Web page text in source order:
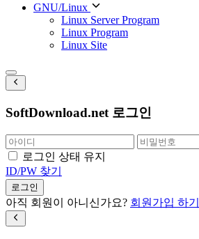
GNU/Linux
Linux Server Program
Linux Program
Linux Site
SoftDownload.net 로그인
로그인 상태 유지
ID/PW 찾기
로그인
아직 회원이 아니신가요? 회원가입 하기